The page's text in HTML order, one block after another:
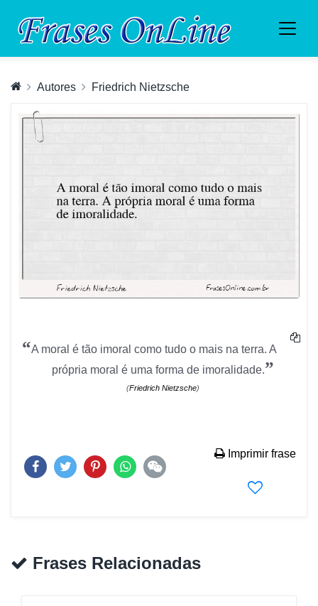
Autores Friedrich Nietzsche
“A moral é tão imoral como tudo o mais na terra. A
própria moral é uma forma de imoralidade.”
(Friedrich Nietzsche)
Imprimir frase
Frases Relacionadas